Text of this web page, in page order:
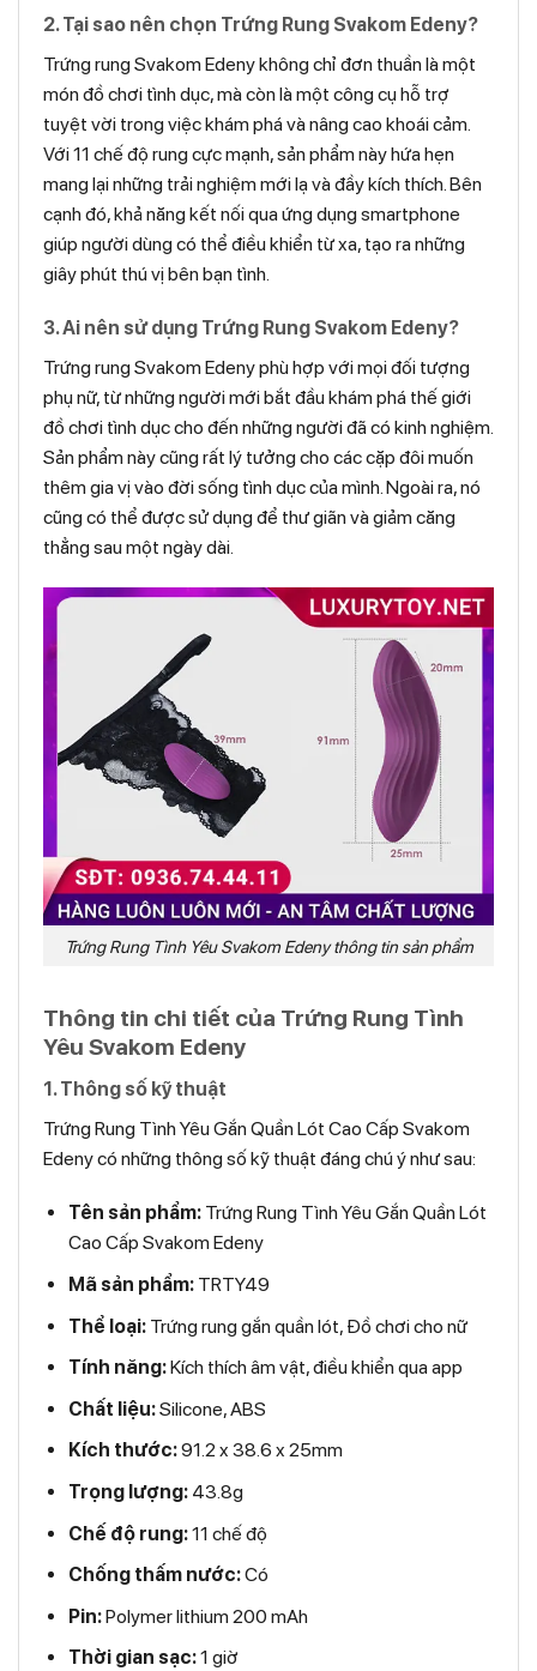
2. Tại sao nên chọn Trứng Rung Svakom Edeny?
Trứng rung Svakom Edeny không chỉ đơn thuần là một
món đồ chơi tình dục, mà còn là một công cụ hỗ trợ
tuyệt vời trong việc khám phá và nâng cao khoái cảm.
Với 11 chế độ rung cực mạnh, sản phẩm này hứa hẹn
mang lại những trải nghiệm mới lạ và đầy kích thích. Bên
cạnh đó, khả năng kết nối qua ứng dụng smartphone
giúp người dùng có thể điều khiển từ xa, tạo ra những
giây phút thú vị bên bạn tình.
3. Ai nên sử dụng Trứng Rung Svakom Edeny?
Trứng rung Svakom Edeny phù hợp với mọi đối tượng
phụ nữ, từ những người mới bắt đầu khám phá thế giới
đồ chơi tình dục cho đến những người đã có kinh nghiệm.
Sản phẩm này cũng rất lý tưởng cho các cặp đôi muốn
thêm gia vị vào đời sống tình dục của mình. Ngoài ra, nó
cũng có thể được sử dụng để thư giãn và giảm căng
thẳng sau một ngày dài.
Trứng Rung Tình Yêu Svakom Edeny thông tin sản phẩm
Thông tin chi tiết của Trứng Rung Tình
Yêu Svakom Edeny
1. Thông số kỹ thuật
Trứng Rung Tình Yêu Gắn Quần Lót Cao Cấp Svakom
Edeny có những thông số kỹ thuật đáng chú ý như sau:
Tên sản phẩm:Trứng Rung Tình Yêu Gắn Quần Lót
Cao Cấp Svakom Edeny
Mã sản phẩm: TRTY49
Thể loại:Trứng rung gắn quần lót, Đồ chơi cho nữ
Tính năng:Kích thích âm vật, điều khiển qua app
Chất liệu:Silicone, ABS
Kích thước:91.2 x 38.6 x 25mm
Trọng lượng:43.8g
Chế độ rung:11 chế độ
Chống thấm nước:Có
Pin:Polymer lithium 200 mAh
Thời gian sạc:1 giờ